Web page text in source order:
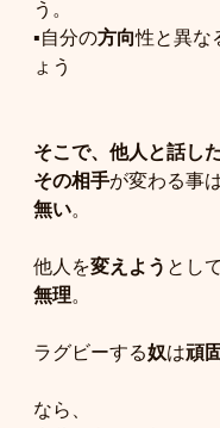
う。
▪️自分の方向性と異な
ょう
そこで、他人と話し
その相手が変わる事は
無い。
他人を変えよう とし
無理。
ラグビーする奴は頑固
なら、